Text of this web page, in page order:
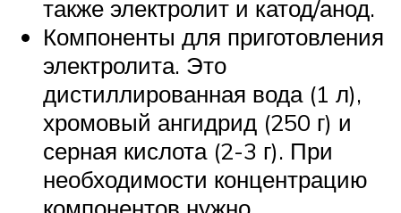
также электролит и катод/анод.
Компоненты для приготовления
электролита. Это
дистиллированная вода (1 л),
хромовый ангидрид (250 г) и
серная кислота (2-3 г). При
необходимости концентрацию